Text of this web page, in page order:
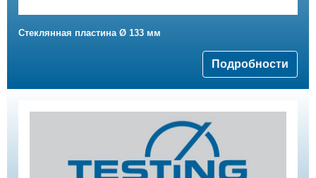
Стеклянная пластина Ø 133 мм
Подробности